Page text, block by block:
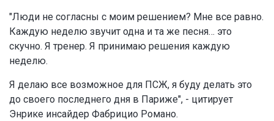
"Люди не согласны с моим решением? Мне все равно.
Каждую неделю звучит одна и та же песня… это
скучно. Я тренер. Я принимаю решения каждую
неделю.
Я делаю все возможное для ПСЖ, я буду делать это
до своего последнего дня в Париже", - цитирует
Энрике инсайдер Фабрицио Романо.